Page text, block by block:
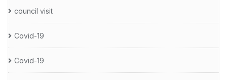
council visit
Covid-19
Covid-19